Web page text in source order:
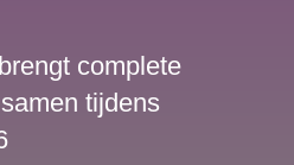
complete
tijdens